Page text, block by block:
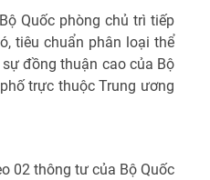
Quốc phòng chủ trì tiếp
tiêu chuẩn phân loại thể
đồng thuận cao của Bộ
trực thuộc Trung ương
02 thông tư của Bộ Quốc